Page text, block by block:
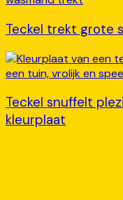
Teckel trekt grote
Teckel snuffelt
kleurplaat